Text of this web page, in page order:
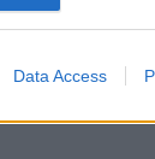
Data Access